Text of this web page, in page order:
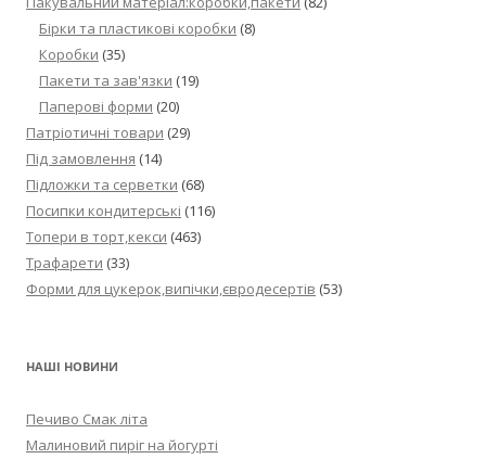
Бірки та пластикові коробки (8)
Коробки (35)
Пакети та зав'язки (19)
Паперові форми (20)
Патріотичні товари (29)
Під замовлення (14)
Підложки та серветки (68)
Посипки кондитерські (116)
Топери в торт,кекси (463)
Трафарети (33)
Форми для цукерок,випічки,євродесертів (53)
НАШІ НОВИНИ
Печиво Смак літа
Малиновий пиріг на йогурті